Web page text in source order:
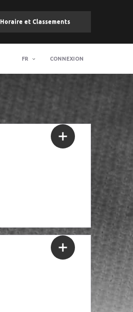
Horaire et Classements
FR CONNEXION